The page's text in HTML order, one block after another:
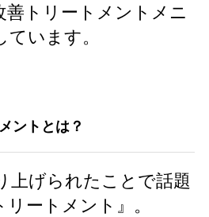
善トリートメントメニ
います。
ントとは？
上げられたことで話題
ートメント』。